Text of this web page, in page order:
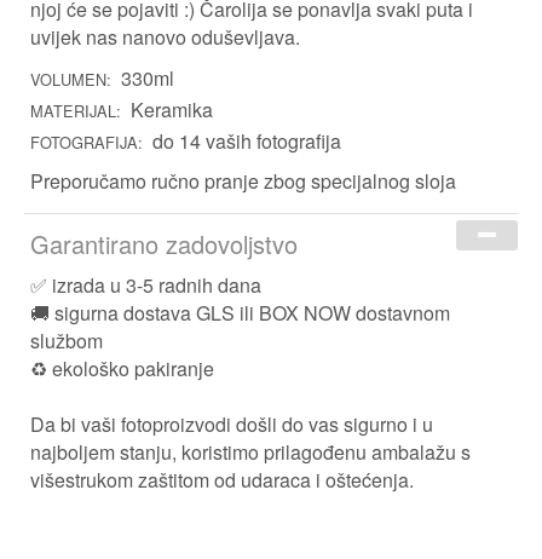
Za Kuma i Kumu
Za Nju
Za Njega
Za Djecu
Prigoda
Škola
Rođendan
Uskrs
Majčin dan
Ti si moja ljubav
njoj će se pojaviti :) Čarolija se ponavlja svaki puta i
uvijek nas nanovo oduševljava.
VOLUMEN: 330ml
MATERIJAL: Keramika
FOTOGRAFIJA: do 14 vaših fotografija
Preporučamo ručno pranje zbog specijalnog sloja
Garantirano zadovoljstvo
✅ izrada u 3-5 radnih dana
🚚 sigurna dostava GLS ili BOX NOW dostavnom
službom
♻️ ekološko pakiranje
Da bi vaši fotoproizvodi došli do vas sigurno i u
najboljem stanju, koristimo prilagođenu ambalažu s
višestrukom zaštitom od udaraca i oštećenja.